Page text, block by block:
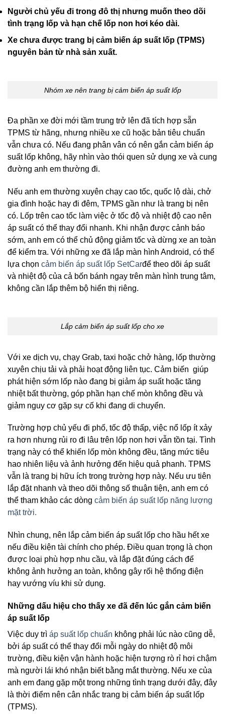
Người chủ yếu đi trong đô thị nhưng muốn theo dõi
tình trạng lốp và hạn chế lốp non hơi kéo dài.
Xe chưa được trang bị cảm biến áp suất lốp (TPMS)
nguyên bản từ nhà sản xuất.
Nhóm xe nên trang bị cảm biến áp suất lốp
Đa phần xe đời mới tầm trung trở lên đã tích hợp sẵn
TPMS từ hãng, nhưng nhiều xe cũ hoặc bản tiêu chuẩn
vẫn chưa có. Nếu đang phân vân có nên gắn cảm biến áp
suất lốp không, hãy nhìn vào thói quen sử dụng xe và cung
đường anh em thường đi.
Nếu anh em thường xuyên chạy cao tốc, quốc lộ dài, chở
gia đình hoặc hay đi đêm, TPMS gần như là trang bị nên
có. Lốp trên cao tốc làm việc ở tốc độ và nhiệt độ cao nên
áp suất có thể thay đổi nhanh. Khi nhận được cảnh báo
sớm, anh em có thể chủ động giảm tốc và dừng xe an toàn
để kiểm tra. Với những xe đã lắp màn hình Android, có thể
lựa chọn cảm biến áp suất lốp SetCarđể theo dõi áp suất
và nhiệt độ của cả bốn bánh ngay trên màn hình trung tâm,
không cần lắp thêm bộ hiển thị riêng.
Lắp cảm biến áp suất lốp cho xe
Với xe dịch vụ, chạy Grab, taxi hoặc chở hàng, lốp thường
xuyên chịu tải và phải hoạt động liên tục. Cảm biến giúp
phát hiện sớm lốp nào đang bị giảm áp suất hoặc tăng
nhiệt bất thường, góp phần hạn chế mòn không đều và
giảm nguy cơ gặp sự cố khi đang di chuyển.
Trường hợp chủ yếu đi phố, tốc độ thấp, việc nổ lốp ít xảy
ra hơn nhưng rủi ro đi lâu trên lốp non hơi vẫn tồn tại. Tình
trạng này có thể khiến lốp mòn không đều, tăng mức tiêu
hao nhiên liệu và ảnh hưởng đến hiệu quả phanh. TPMS
vẫn là trang bị hữu ích trong trường hợp này. Nếu ưu tiên
lắp đặt nhanh và theo dõi thông số thuận tiện, anh em có
thể tham khảo các dòng cảm biến áp suất lốp năng lượng
mặt trời.
Nhìn chung, nên lắp cảm biến áp suất lốp cho hầu hết xe
nếu điều kiện tài chính cho phép. Điều quan trọng là chọn
được loại phù hợp nhu cầu, và lắp đặt đúng cách để
không ảnh hưởng an toàn, không gây rối hệ thống điện
hay vướng víu khi sử dụng.
Những dấu hiệu cho thấy xe đã đến lúc gắn cảm biến
áp suất lốp
Việc duy trì áp suất lốp chuẩn không phải lúc nào cũng dễ,
bởi áp suất có thể thay đổi mỗi ngày do nhiệt độ môi
trường, điều kiện vận hành hoặc hiện tượng rò rỉ hơi chậm
mà người lái khó nhận biết bằng mắt thường. Nếu xe của
anh em đang gặp một trong những tình trạng dưới đây, đây
là thời điểm nên cân nhắc trang bị cảm biến áp suất lốp
(TPMS).